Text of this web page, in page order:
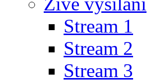
Stream 1
Stream 2
Stream 3